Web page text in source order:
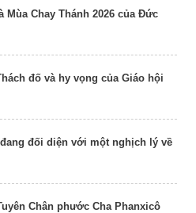
Chay Thánh 2026 của Đức
đố và hy vọng của Giáo hội
đối diện với một nghịch lý về
Chân phước Cha Phanxicô